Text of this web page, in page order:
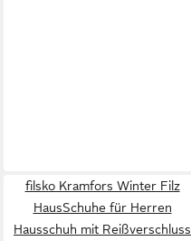
filsko Kramfors Winter Filz
HausSchuhe für Herren
Hausschuh mit Reißverschluss